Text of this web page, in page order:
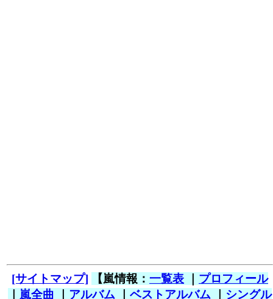
[サイトマップ] 【嵐情報： 一覧表
プロフィール
嵐全曲 アルバム ベストアルバム シングル